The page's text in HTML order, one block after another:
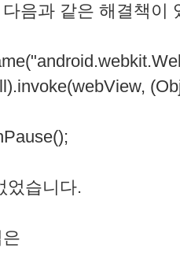
음과 같은 해결책이
었습니다.